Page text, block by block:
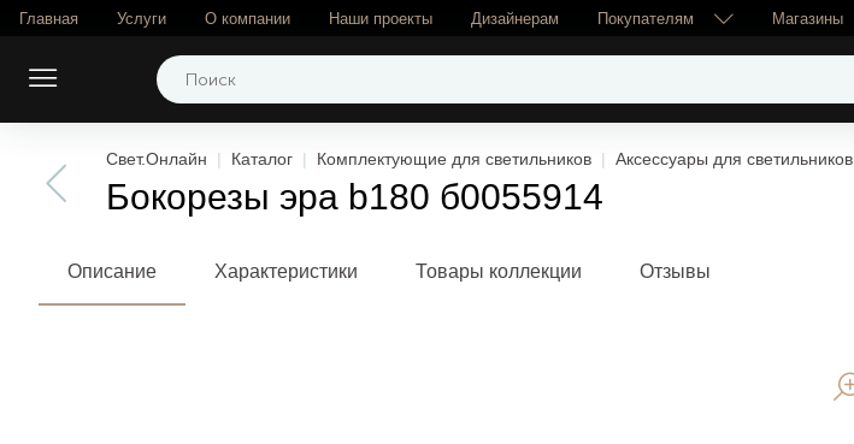
Главная Услуги О компании Наши проекты Дизайнерам Покупателям Магазины
Свет.Онлайн Каталог Комплектующие для светильников Аксессуары для светильников
Бокорезы эра b180 б0055914
Описание Характеристики Товары коллекции Отзывы